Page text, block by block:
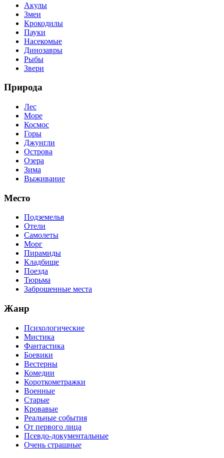
Акулы
Змеи
Крокодилы
Пауки
Насекомые
Динозавры
Рыбы
Звери
Природа
Лес
Море
Космос
Горы
Джунгли
Острова
Озера
Зима
Выживание
Место
Подземелья
Отели
Самолеты
Морг
Пирамиды
Кладбище
Поезда
Тюрьма
Заброшенные места
Жанр
Психологические
Мистика
Фантастика
Боевики
Вестерны
Комедии
Короткометражки
Военные
Старые
Кровавые
Реальные события
От первого лица
Псевдо-документальные
Очень страшные